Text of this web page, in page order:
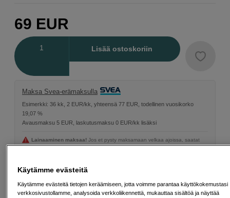
69 EUR
Lisää ostoskoriin
Maksa Svea-erämaksulla
Esimerkki: 36 kk, 2 EUR/kk, yhteensä 77 EUR, todellinen vuosikorko
19,07 %
Avausmaksu 5 EUR, laskutusmaksu 0 EUR/kk lisäksi
Lainaaminen maksaa! Jos et pysty maksamaan velkaa ajoissa, saatat
saada maksuhäiriömerkinnän. Se voi vaikeuttaa asunnon vuokraamista,
välilehteen)
Käytämme evästeitä
Käytämme evästeitä tietojen keräämiseen, jotta voimme parantaa käyttökokemustasi
verkkosivustollamme, analysoida verkkoliikennettä, mukauttaa sisältöä ja näyttää